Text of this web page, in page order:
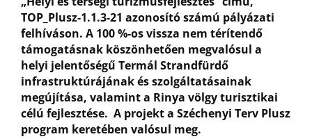
TOP_Plusz-1.1.3-21 azonosító számú pályázati
felhíváson. A 100 %-os vissza nem térítendő
támogatásnak köszönhetően megvalósul a
helyi jelentőségű Termál Strandfürdő
infrastruktúrájának és szolgáltatásainak
megújítása, valamint a Rinya völgy turisztikai
célú fejlesztése. A projekt a Széchenyi Terv Plusz
program keretében valósul meg.